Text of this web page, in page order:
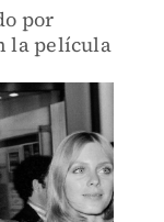
por
la película